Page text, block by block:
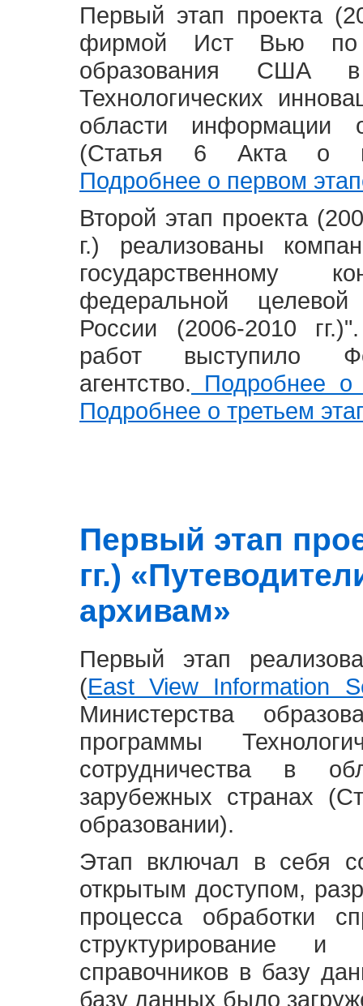
Первый этап проекта
фирмой Ист Вью по
образования США
Технологических
области информации
(Статья 6 Акта о
Подробнее о первом
Второй этап проекта
г.) реализованы
государственному
федеральной
России (2006-2010
работ выступило
агентство. Подробнее о
Подробнее о третьем
Первый этап
гг.)
архивам»
Первый этап
(East View Information
Министерства
программы
сотрудничества в
зарубежных странах
образовании).
Этап включал в себя
открытым доступом,
процесса обработки
структурирование и
справочников в базу
базу данных было